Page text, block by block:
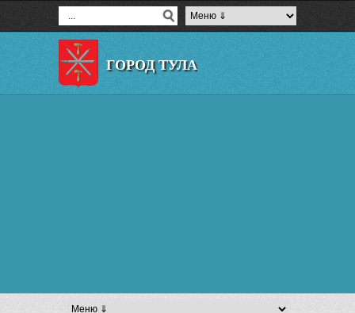
ГОРОД ТУЛА